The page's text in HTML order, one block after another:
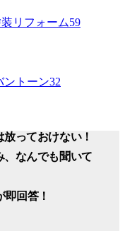
リフォーム59
ントーン32
っておけない！
、なんでも聞いて
即回答！